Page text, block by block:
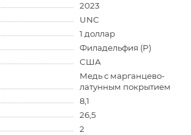
2023
UNC
1 доллар
Филадельфия (P)
США
Медь с марганцево-
латунным покрытием
8,1
26,5
2